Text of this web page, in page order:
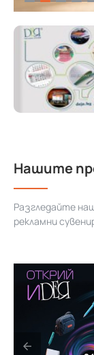
Нашите
Разгледайте
рекламни